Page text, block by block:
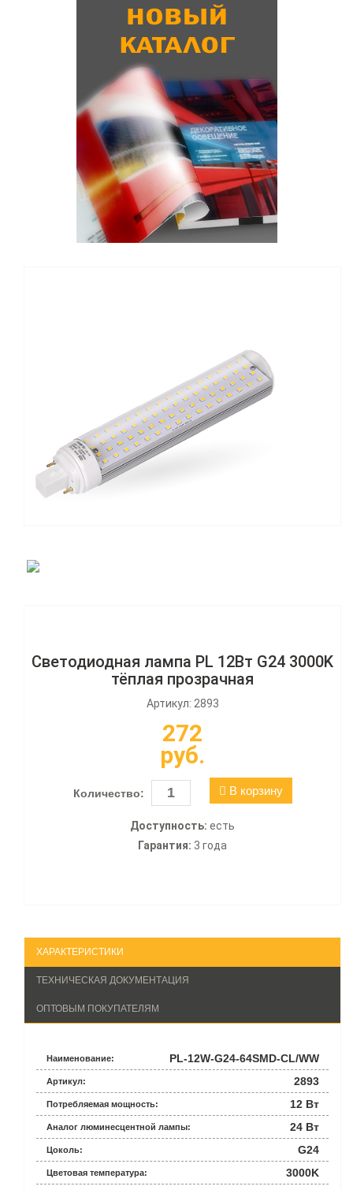
Светодиодная лампа PL 12Вт G24 3000K
тёплая прозрачная
Артикул: 2893
272
руб.
Количество: В корзину
Доступность: есть
Гарантия: 3 года
ХАРАКТЕРИСТИКИ
ТЕХНИЧЕСКАЯ ДОКУМЕНТАЦИЯ
ОПТОВЫМ ПОКУПАТЕЛЯМ
Наименование: PL-12W-G24-64SMD-CL/WW
Артикул: 2893
Потребляемая мощность: 12 Вт
Аналог люминесцентной лампы: 24 Вт
Цоколь: G24
Цветовая температура:
3000K